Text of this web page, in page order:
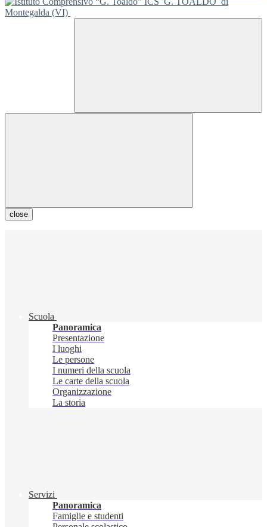
Montegalda (VI)
close
Scuola
Panoramica
Presentazione
I luoghi
Le persone
I numeri della scuola
Le carte della scuola
Organizzazione
La storia
Servizi
Panoramica
Famiglie e studenti